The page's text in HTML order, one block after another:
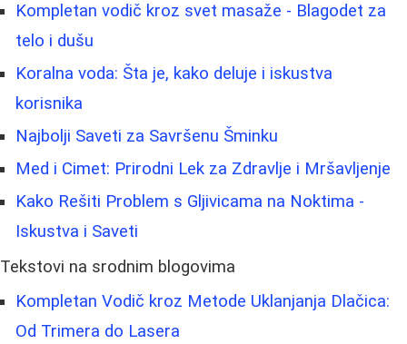
Kompletan vodič kroz svet masaže - Blagodet za
telo i dušu
Koralna voda: Šta je, kako deluje i iskustva
korisnika
Najbolji Saveti za Savršenu Šminku
Med i Cimet: Prirodni Lek za Zdravlje i Mršavljenje
Kako Rešiti Problem s Gljivicama na Noktima -
Iskustva i Saveti
Tekstovi na srodnim blogovima
Kompletan Vodič kroz Metode Uklanjanja Dlačica:
Od Trimera do Lasera